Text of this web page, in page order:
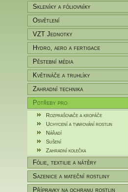
Skleníky a fóliovníky
Osvětlení
VZT Jednotky
Hydro, aero a fertigace
Pěstební média
Květináče a truhlíky
Zahradní technika
Potřeby pro
zahradníky/pěstitele
Rozprašovače a kropáče
Uchycení a tvarování rostlin
Nářadí
Sušení
Zahradní kolečka
Fólie, textilie a nátěry
Sazenice a mateční rostliny
Přípravky na ochranu rostlin